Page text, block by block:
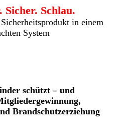
Sicher. Schlau.
in einem
System
schützt – und
Brandschutzerziehung